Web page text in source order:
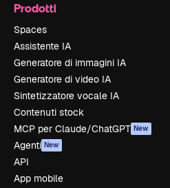
Prodotti
Spaces
Assistente IA
Generatore di immagini IA
Generatore di video IA
Sintetizzatore vocale IA
Contenuti stock
MCP per Claude/ChatGPT New
Agenti New
API
App mobile